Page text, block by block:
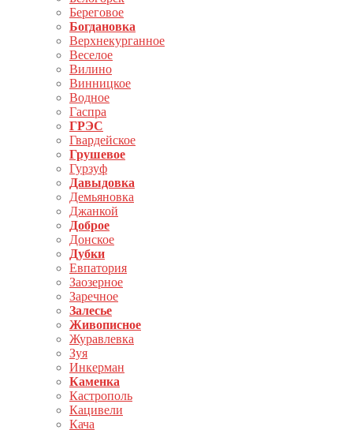
Береговое
Богдановка
Верхнекурганное
Веселое
Вилино
Винницкое
Водное
Гаспра
ГРЭС
Гвардейское
Грушевое
Гурзуф
Давыдовка
Демьяновка
Джанкой
Доброе
Донское
Дубки
Евпатория
Заозерное
Заречное
Залесье
Живописное
Журавлевка
Зуя
Инкерман
Каменка
Кастрополь
Кацивели
Кача